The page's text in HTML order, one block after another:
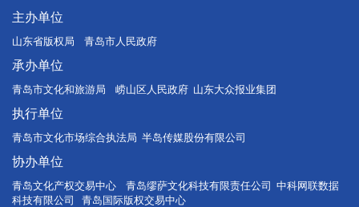
主办单位
山东省版权局 青岛市人民政府
承办单位
青岛市文化和旅游局 崂山区人民政府 山东大众报业集团
执行单位
青岛市文化市场综合执法局 半岛传媒股份有限公司
协办单位
青岛文化产权交易中心 青岛缪萨文化科技有限责任公司 中科网联数据
科技有限公司 青岛国际版权交易中心